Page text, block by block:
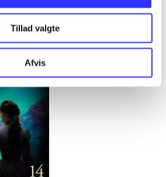
Tillad valgte
Afvis